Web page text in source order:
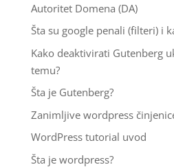
Autoritet Domena (DA)
Šta su google penali (filteri) i
Kako deaktivirati Gutenberg
temu?
Šta je Gutenberg?
Zanimljive wordpress
WordPress tutorial uvod
Šta je wordpress?